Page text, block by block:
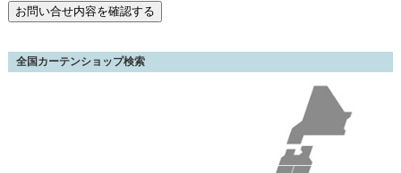
全国カーテンショップ検索